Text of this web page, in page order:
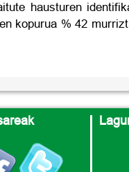
hausturen
kopurua % 42